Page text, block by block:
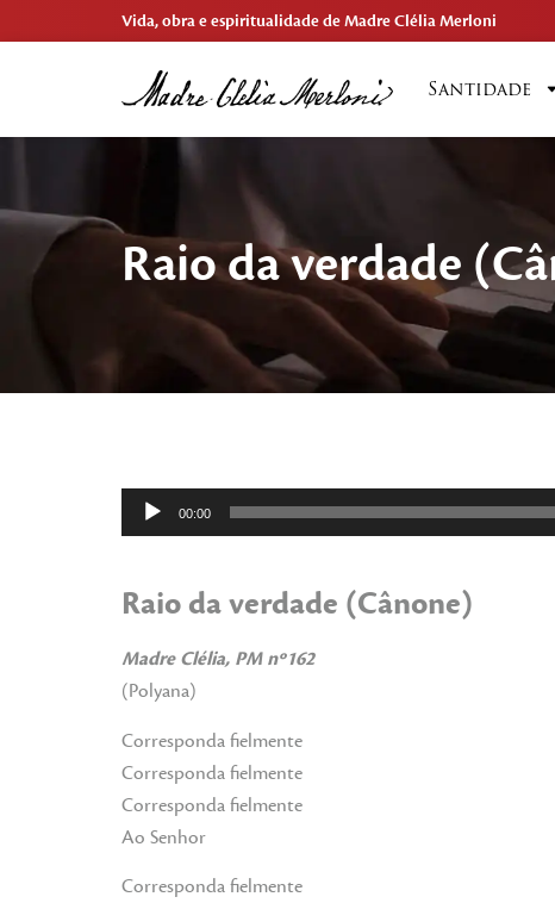
Vida, obra e espiritualidade de Madre Clélia Merloni
Santidade
Raio da verdade
Tocador
de
00:00
Raio da verdade (Cânone)
Madre Clélia, PM nº162
(Polyana)
Corresponda fielmente
Corresponda fielmente
Corresponda fielmente
Ao Senhor
Corresponda fielmente